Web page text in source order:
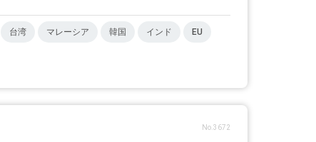
台湾 マレーシア 韓国 インド EU
No.3672